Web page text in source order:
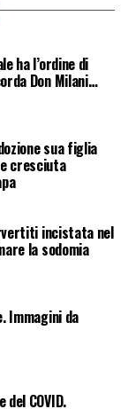
ha l’ordine di
Don Milani…
sua figlia
cresciuta
incistata nel
la sodomia
Immagini da
COVID.